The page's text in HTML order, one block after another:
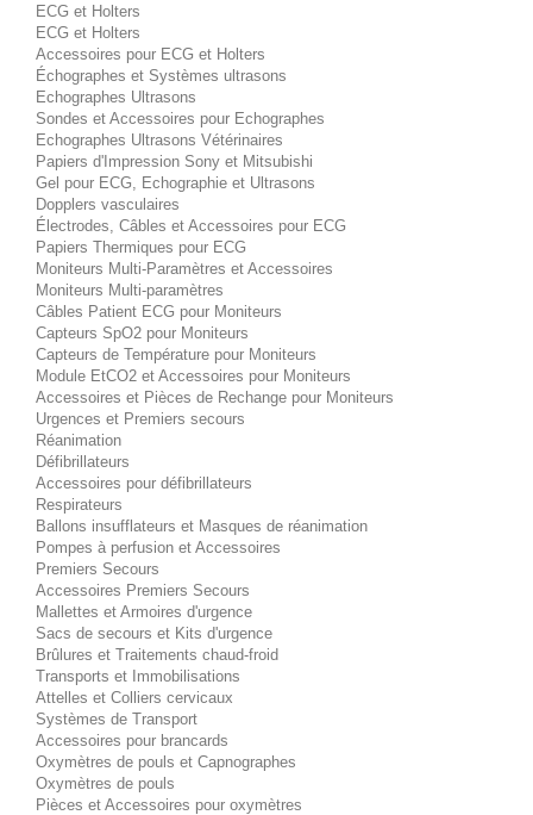
ECG et Holters
ECG et Holters
Accessoires pour ECG et Holters
Échographes et Systèmes ultrasons
Echographes Ultrasons
Sondes et Accessoires pour Echographes
Echographes Ultrasons Vétérinaires
Papiers d'Impression Sony et Mitsubishi
Gel pour ECG, Echographie et Ultrasons
Dopplers vasculaires
Électrodes, Câbles et Accessoires pour ECG
Papiers Thermiques pour ECG
Moniteurs Multi-Paramètres et Accessoires
Moniteurs Multi-paramètres
Câbles Patient ECG pour Moniteurs
Capteurs SpO2 pour Moniteurs
Capteurs de Température pour Moniteurs
Module EtCO2 et Accessoires pour Moniteurs
Accessoires et Pièces de Rechange pour Moniteurs
Urgences et Premiers secours
Réanimation
Défibrillateurs
Accessoires pour défibrillateurs
Respirateurs
Ballons insufflateurs et Masques de réanimation
Pompes à perfusion et Accessoires
Premiers Secours
Accessoires Premiers Secours
Mallettes et Armoires d'urgence
Sacs de secours et Kits d'urgence
Brûlures et Traitements chaud-froid
Transports et Immobilisations
Attelles et Colliers cervicaux
Systèmes de Transport
Accessoires pour brancards
Oxymètres de pouls et Capnographes
Oxymètres de pouls
Pièces et Accessoires pour oxymètres